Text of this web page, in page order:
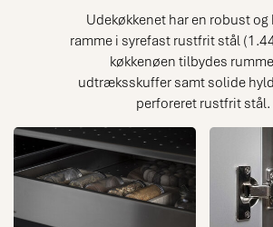
Udekøkkenet har en robust
ramme i syrefast rustfrit stål
køkkenøen tilbydes
udtræksskuffer samt solide
perforeret rustfrit stål.